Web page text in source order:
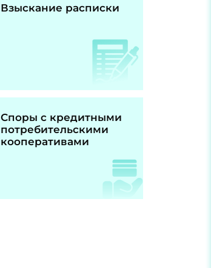
Взыскание расписки
Споры с кредитными
потребительскими
кооперативами